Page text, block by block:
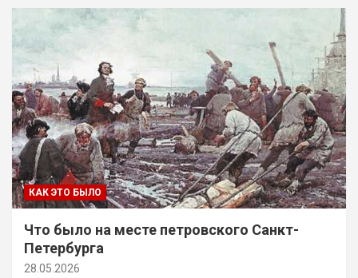
КАК ЭТО БЫЛО
Что было на месте петровского Санкт-
Петербурга
28.05.2026